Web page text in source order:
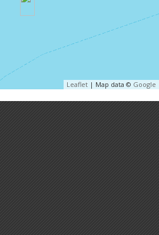
Leaflet | Map data © Google